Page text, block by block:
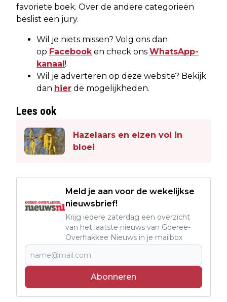
favoriete boek. Over de andere categorieën
beslist een jury.
Wil je niets missen? Volg ons dan
op Facebooken check ons WhatsApp-
kanaal!
Wil je adverteren op deze website? Bekijk
dan hier de mogelijkheden.
Lees ook
Hazelaars en elzen vol in
bloei
Meld je aan voor de wekelijkse
nieuwsbrief!
Krijg iedere zaterdag een overzicht
van het laatste nieuws van Goeree-
Overflakkee Nieuws in je mailbox
Abonneren